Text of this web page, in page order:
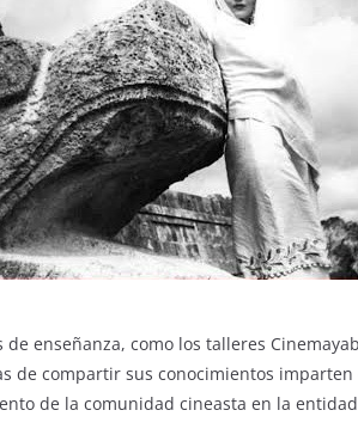
de enseñanza, como los talleres
de compartir sus conocimientos
de la comunidad cineasta en la entidad